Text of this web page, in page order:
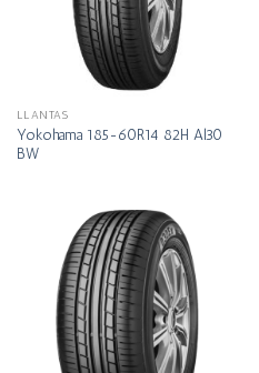
LLANTAS
Yokohama 185-60R14 82H Al30
BW